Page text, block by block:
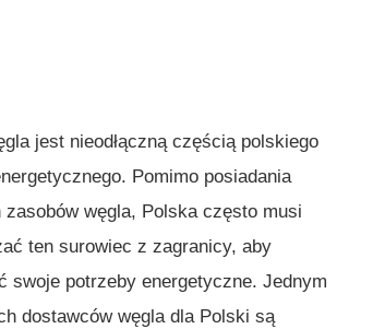
jest nieodłączną częścią polskiego
Pomimo posiadania
zasobów węgla, Polska często musi
ten surowiec z zagranicy, aby
swoje potrzeby energetyczne. Jednym
dostawców węgla dla Polski są